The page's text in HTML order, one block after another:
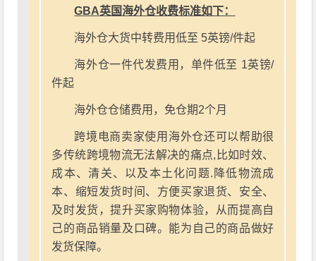
GBA英国海外仓收费标准如下：
海外仓大货中转费用低至 5英镑/件起
海外仓一件代发费用，单件低至 1英镑/
件起
海外仓仓储费用，免仓期2个月
跨境电商卖家使用海外仓还可以帮助很
多传统跨境物流无法解决的痛点,比如时效、
成本、清关、以及本土化问题.降低物流成
本、缩短发货时间、方便买家退货、安全、
及时发货，提升买家购物体验，从而提高自
己的商品销量及口碑。能为自己的商品做好
发货保障。